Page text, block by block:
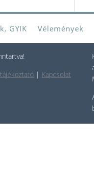
GYIK Vélemények
| Kapcsolat